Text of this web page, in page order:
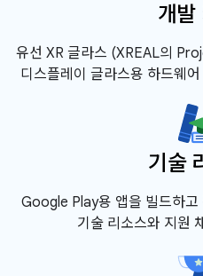
개발
유선 XR 글라스 (XREAL의
디스플레이 글라스용 하드웨
기술
Google Play용 앱을 빌드하고
기술 리소스와 지원